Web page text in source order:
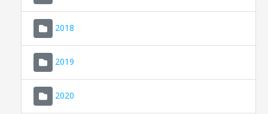
2018
2019
2020